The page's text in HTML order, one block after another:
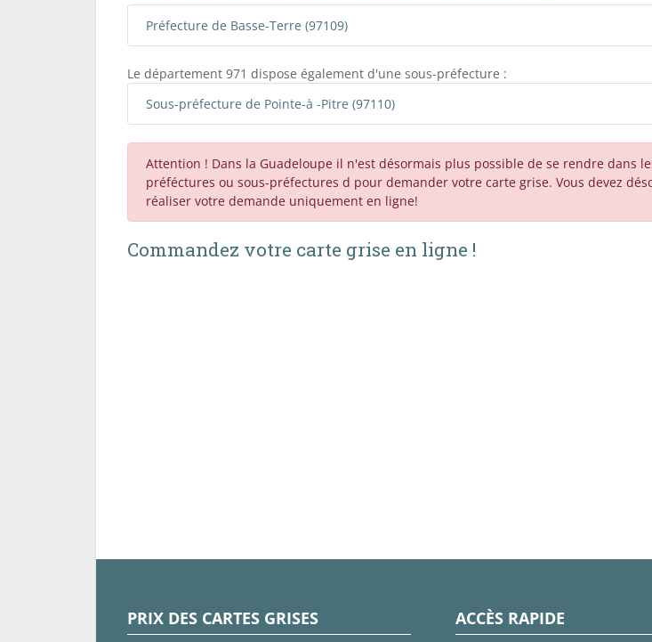
Préfecture de Basse-Terre (97109)
Le département 971 dispose également d'une sous-préfecture :
Sous-préfecture de Pointe-à -Pitre (97110)
Attention ! Dans la Guadeloupe il n'est désormais plus possible de se rendre dans
préféctures ou sous-préfectures d pour demander votre carte grise. Vous devez
réaliser votre demande uniquement en ligne!
Commandez votre carte grise en ligne !
PRIX DES CARTES GRISES ACCÈS RAPIDE